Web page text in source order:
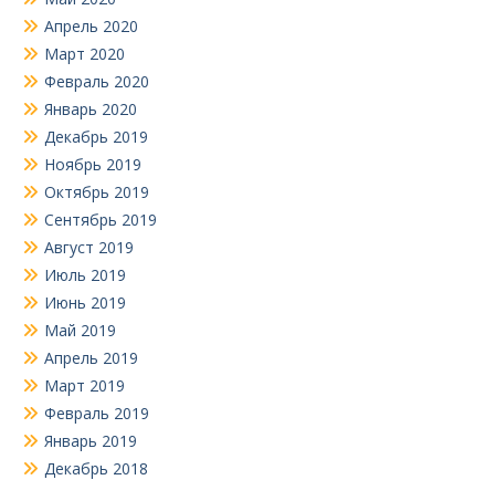
Апрель 2020
Март 2020
Февраль 2020
Январь 2020
Декабрь 2019
Ноябрь 2019
Октябрь 2019
Сентябрь 2019
Август 2019
Июль 2019
Июнь 2019
Май 2019
Апрель 2019
Март 2019
Февраль 2019
Январь 2019
Декабрь 2018